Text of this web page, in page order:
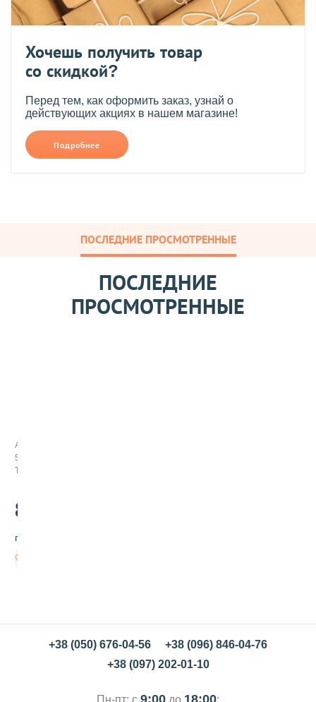
Хочешь получить товар
со скидкой?
Перед тем, как оформить заказ, узнай о
действующих акциях в нашем магазине!
Подробнее
ПОСЛЕДНИЕ ПРОСМОТРЕННЫЕ
ПОСЛЕДНИЕ
ПРОСМОТРЕННЫЕ
с
и
т
ь
г
л
е
Арт:
504004
Товар заканчивается
88
грн/шт
+38 (050) 676-04-56
+38 (096) 846-04-76
+38 (097) 202-01-10
Пн-пт: с 9:00 до 18:00;